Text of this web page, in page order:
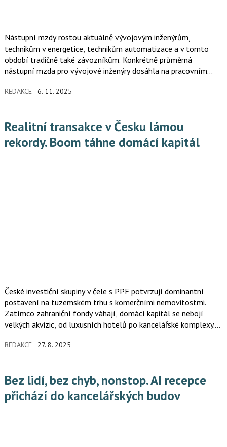
Nástupní mzdy rostou aktuálně vývojovým inženýrům,
technikům v energetice, technikům automatizace a v tomto
období tradičně také závozníkům. Konkrétně průměrná
nástupní mzda pro vývojové inženýry dosáhla na pracovním
nastoupit v průměru za 38 700 korun, což představuje 18,8%
pracovních pozic.
REDAKCE 6. 11. 2025
Realitní transakce v Česku lámou
rekordy. Boom táhne domácí kapitál
České investiční skupiny v čele s PPF potvrzují dominantní
postavení na tuzemském trhu s komerčními nemovitostmi.
Zatímco zahraniční fondy váhají, domácí kapitál se nebojí
velkých akvizic, od luxusních hotelů po kancelářské komplexy.
78 procent. Celkově zažil český trh s komerčními nemovitostmi
REDAKCE 27. 8. 2025
Bez lidí, bez chyb, nonstop. AI recepce
přichází do kancelářských budov